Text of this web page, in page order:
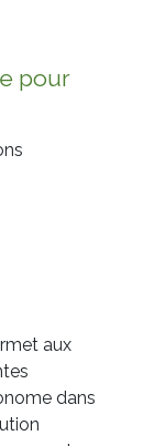
pour
aux
dans